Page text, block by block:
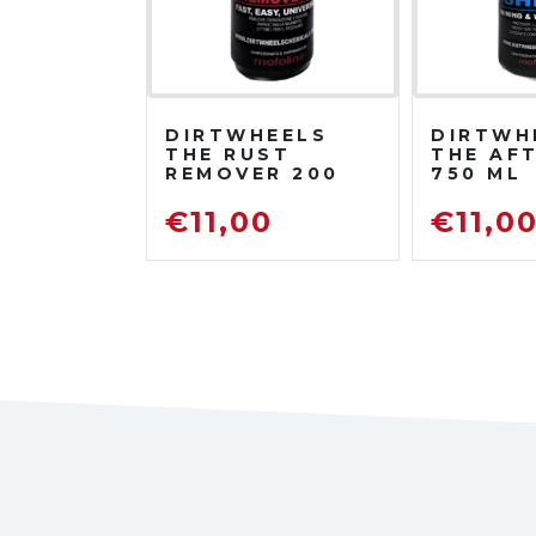
DIRTWHEELS
THE RUST
REMOVER 200
DISOSSIDANTE
RIMUOVI
€11,00
THE
750 ML
€11,00